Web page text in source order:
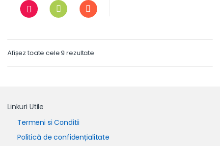
Afișez toate cele 9 rezultate
Linkuri Utile
Termeni si Conditii
Politică de confidențialitate